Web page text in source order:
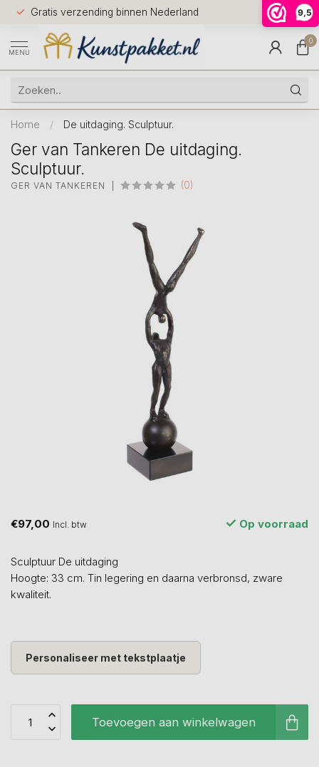
9,5
Gratis verzending binnen Nederland
Voor
huis
9.5
MENU
0
Home / De uitdaging. Sculptuur.
Ger van Tankeren De uitdaging.
Sculptuur.
GER VAN TANKEREN (0)
€97,00 Incl. btw Op voorraad
Sculptuur De uitdaging
Hoogte: 33 cm. Tin legering en daarna verbronsd, zware
kwaliteit.
Personaliseer met tekstplaatje
Toevoegen aan winkelwagen